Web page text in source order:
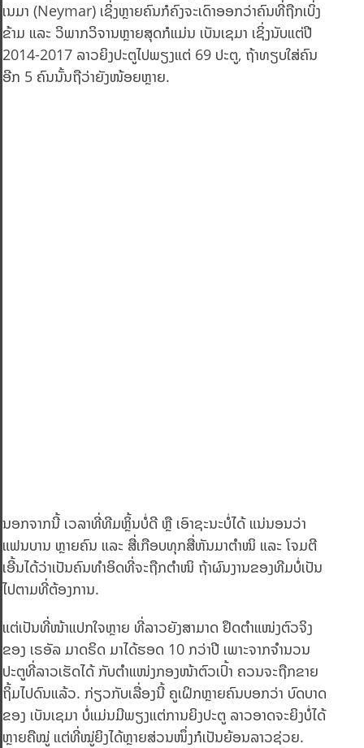
ເນມາ (Neymar) ເຊິ່ງຫຼາຍຄົນກໍຄົງຈະເດົາອອກວ່າຄົນທີ່ຖືກເບິ່ງ
ຂ້າມ ແລະ ວິພາກວິຈານຫຼາຍສຸດກໍແມ່ນ ເບັນເຊມາ ເຊິ່ງນັບແຕ່ປີ
2014-2017 ລາວຍິງປະຕູໄປພຽງແຕ່ 69 ປະຕູ, ຖ້າທຽບໃສ່ຄົນ
ອີກ 5 ຄົນນັ້ນຖືວ່າຍັງໜ້ອຍຫຼາຍ.
ນອກຈາກນີ້ ເວລາທີ່ທີມຫຼິ້ນບໍ່ດີ ຫຼື ເອົາຊະນະບໍ່ໄດ້ ແນ່ນອນວ່າ
ແຟນບານ ຫຼາຍຄົນ ແລະ ສື່ເກືອບທຸກສື່ຫັນມາຕຳໜິ ແລະ ໂຈມຕີ
ເອີ້ນໄດ້ວ່າເປັນຄົນທຳອິດທີ່ຈະຖືກຕຳໜິ ຖ້າຜົນງານຂອງທີມບໍ່ເປັນ
ໄປຕາມທີ່ຕ້ອງການ.
ແຕ່ເປັນທີ່ໜ້າແປກໃຈຫຼາຍ ທີ່ລາວຍັງສາມາດ ຢຶດຕຳແໜ່ງຕົວຈິງ
ຂອງ ເຣອັລ ມາດຣິດ ມາໄດ້ຮອດ 10 ກວ່າປີ ເພາະຈາກຈໍານວນ
ປະຕູທີ່ລາວເຮັດໄດ້ ກັບຕໍາແໜ່ງກອງໜ້າຕົວເປົ້າ ຄວນຈະຖືກຂາຍ
ຖິ້ມໄປດົນແລ້ວ. ກ່ຽວກັບເລື່ອງນີ້ ຄູເຝິກຫຼາຍຄົນບອກວ່າ ບົດບາດ
ຂອງ ເບັນເຊມາ ບໍ່ແມ່ນມີພຽງແຕ່ການຍິງປະຕູ ລາວອາດຈະຍິງບໍ່ໄດ້
ຫຼາຍຄືໝູ່ ແຕ່ທີ່ໝູ່ຍິງໄດ້ຫຼາຍສ່ວນໜຶ່ງກໍເປັນຍ້ອນລາວຊ່ວຍ.